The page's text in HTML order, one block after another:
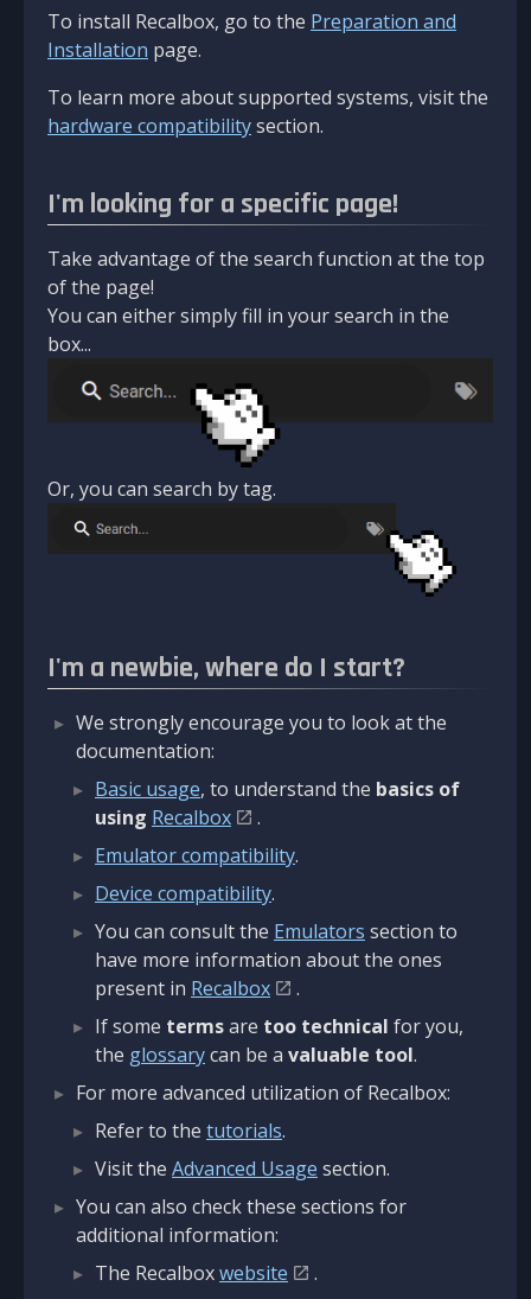
To install Recalbox, go to the Preparation and
Installation page.
To learn more about supported systems, visit the
hardware compatibilitysection.
I'm looking for a specific page!
Take advantage of the search function at the top
of the page!
You can either simply fill in your search in the
box...
Or, you can search by tag.
I'm a newbie, where do I start?
We strongly encourage you to look at the
documentation:
Basic usage, to understand the basics of
using Recalbox
.
Emulator compatibility.
Device compatibility.
You can consult the Emulators section to
have more information about the ones
present in Recalbox
.
If some termsare too technical for you,
the glossarycan be a valuable tool.
For more advanced utilization of Recalbox:
Refer to the tutorials.
Visit the Advanced Usage section.
You can also check these sections for
additional information:
The Recalboxwebsite
.